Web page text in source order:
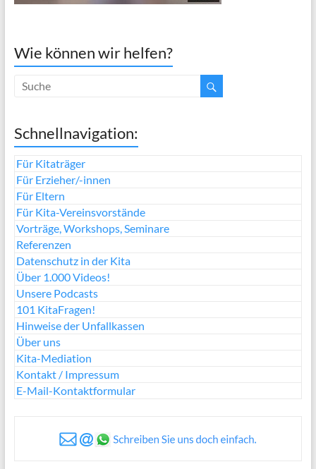
Wie können wir helfen?
Schnellnavigation:
Für Kitaträger
Für Erzieher/-innen
Für Eltern
Für Kita-Vereinsvorstände
Vorträge, Workshops, Seminare
Referenzen
Datenschutz in der Kita
Über 1.000 Videos!
Unsere Podcasts
101 KitaFragen!
Hinweise der Unfallkassen
Über uns
Kita-Mediation
Kontakt / Impressum
E-Mail-Kontaktformular